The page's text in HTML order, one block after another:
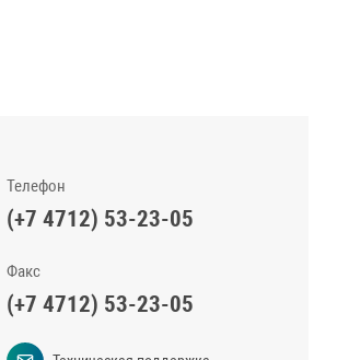
Телефон
(+7 4712) 53-23-05
Факс
(+7 4712) 53-23-05